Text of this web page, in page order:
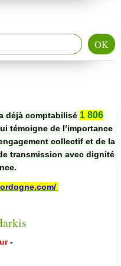
déjà comptabilisé 1 806
témoigne de l’importance
collectif et de la
transmission avec dignité
-